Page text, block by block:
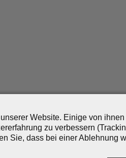
Website. Einige von
zu verbessern
Sie, dass bei einer Ablehnung